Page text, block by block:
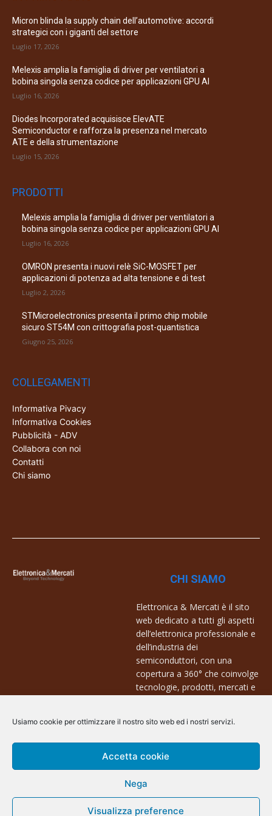
Usiamo cookie per ottimizzare il nostro sito web ed i nostri servizi.
Accetta cookie
Nega
Visualizza preference
Micron blinda la supply chain dell’automotive: accordi
strategici con i giganti del settore
Luglio 17, 2026
Melexis amplia la famiglia di driver per ventilatori a
bobina singola senza codice per applicazioni GPU AI
Luglio 16, 2026
Diodes Incorporated acquisisce ElevATE
Semiconductor e rafforza la presenza nel mercato
ATE e della strumentazione
Luglio 15, 2026
PRODOTTI
Melexis amplia la famiglia di driver per ventilatori a
bobina singola senza codice per applicazioni GPU AI
Luglio 16, 2026
OMRON presenta i nuovi relè SiC-MOSFET per
applicazioni di potenza ad alta tensione e di test
Luglio 2, 2026
STMicroelectronics presenta il primo chip mobile
sicuro ST54M con crittografia post-quantistica
Giugno 25, 2026
COLLEGAMENTI
Informativa Pivacy
Informativa Cookies
Pubblicità - ADV
Collabora con noi
Contatti
Chi siamo
CHI SIAMO
Elettronica & Mercati è il sito
web dedicato a tutti gli aspetti
dell’elettronica professionale e
dell’industria dei
semiconduttori, con una
copertura a 360° che coinvolge
tecnologie, prodotti, mercati e
Contatti:
info@arscommunication.it
@ArsCommunication 2023